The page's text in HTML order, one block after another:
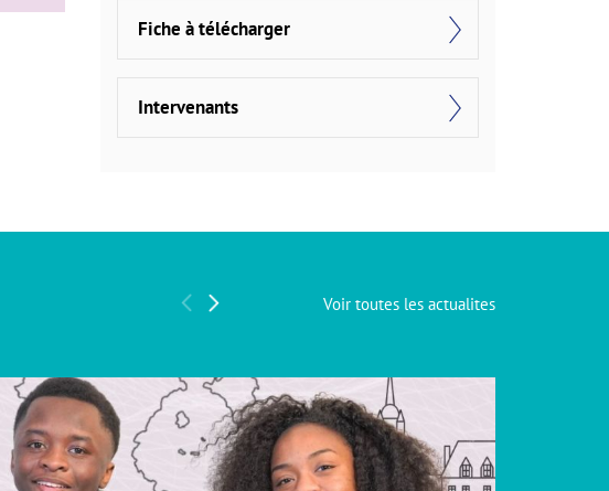
Fiche à télécharger
Intervenants
Voir toutes les actualites